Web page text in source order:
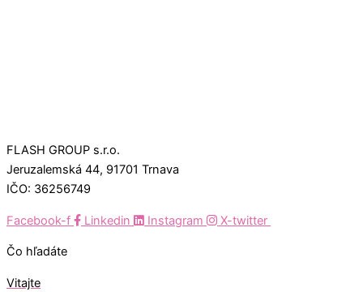
FLASH GROUP s.r.o.
Jeruzalemská 44, 91701 Trnava
IČO: 36256749
Facebook-f Linkedin Instagram X-twitter
Čo hľadáte
Vitajte